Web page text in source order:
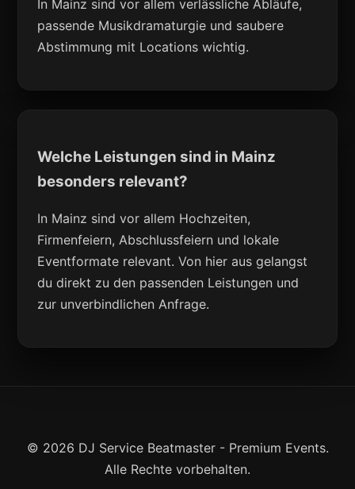
In Mainz sind vor allem verlässliche Abläufe,
passende Musikdramaturgie und saubere
Abstimmung mit Locations wichtig.
Welche Leistungen sind in Mainz
besonders relevant?
In Mainz sind vor allem Hochzeiten,
Firmenfeiern, Abschlussfeiern und lokale
Eventformate relevant. Von hier aus gelangst
du direkt zu den passenden Leistungen und
zur unverbindlichen Anfrage.
© 2026 DJ Service Beatmaster - Premium Events.
Alle Rechte vorbehalten.